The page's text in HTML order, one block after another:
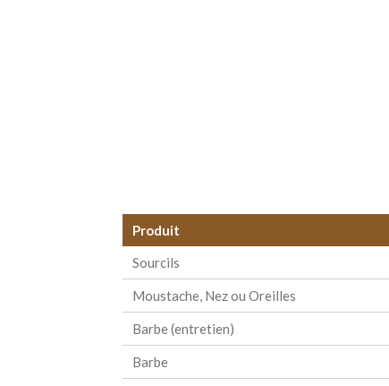
Produit
Sourcils
Moustache, Nez ou Oreilles
Barbe (entretien)
Barbe